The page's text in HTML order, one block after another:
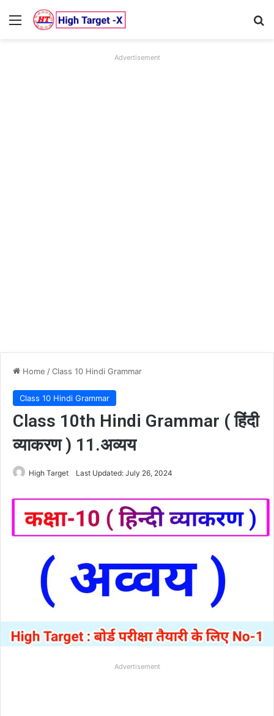
Menu
Advertisement
Home /Class 10 Hindi Grammar
Class 10 Hindi Grammar
Class 10th Hindi Grammar ( हिंदी
व्याकरण ) 11.अव्यय
High Target Last Updated: July 26, 2024
Advertisement